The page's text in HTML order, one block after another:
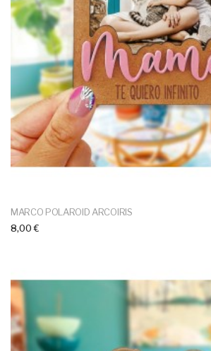
MARCO POLAROID ARCOIRIS
8,00 €